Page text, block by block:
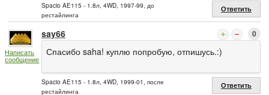
Spacio AE115 - 1.8л, 4WD, 1997-99, до
рестайлинга
Ответить
Написать
сообщение
say66 0
Спасибо saha! куплю попробую, отпишусь.:)
Spacio AE115 - 1.8л, 4WD, 1999-01, после
рестайлинга
Ответить